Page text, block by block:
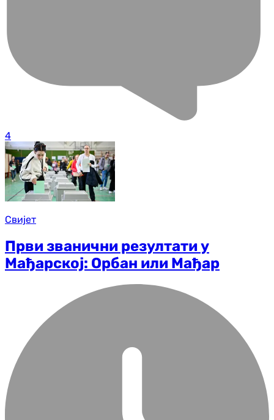
4
Свијет
Први званични резултати у
Мађарској: Орбан или Мађар